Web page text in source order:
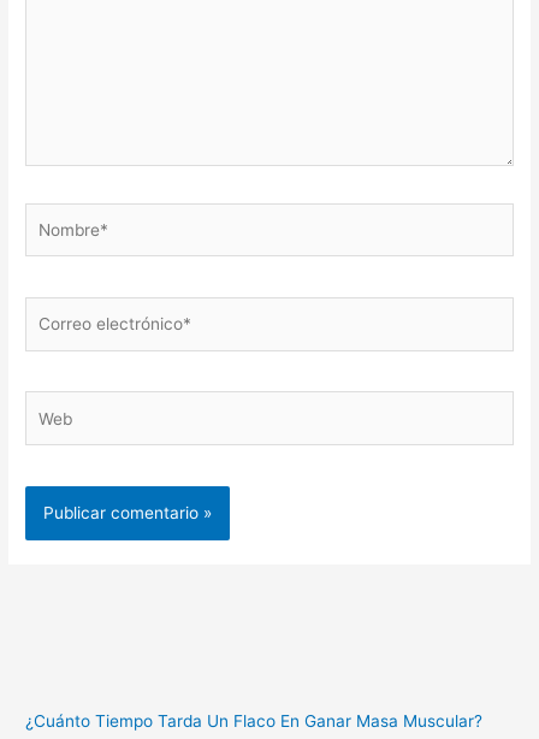
electrónico*
¿Cuánto Tiempo Tarda Un Flaco En Ganar Masa Muscular?